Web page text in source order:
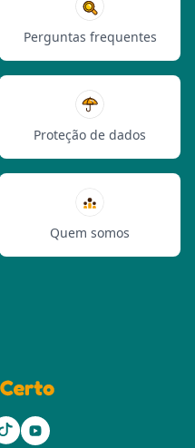
Perguntas frequentes
Proteção de dados
Quem somos